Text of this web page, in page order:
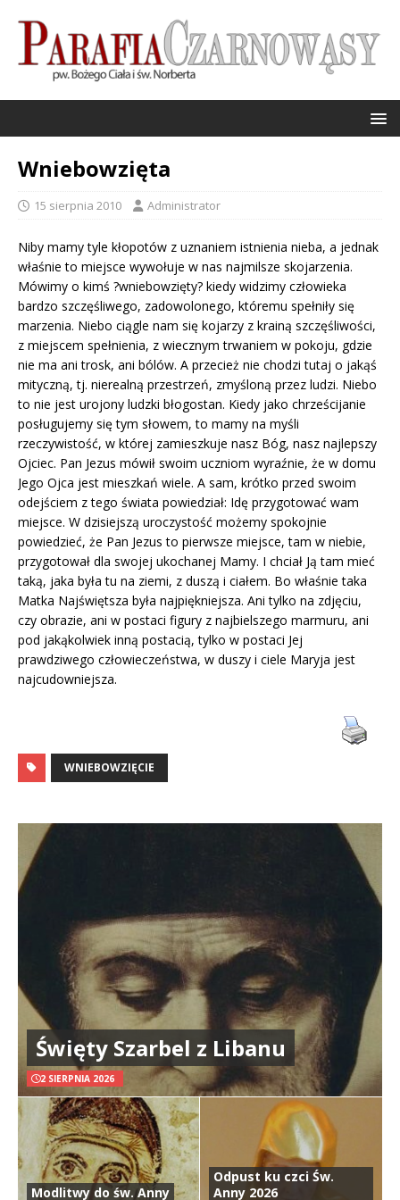
Wniebowzięta
15 sierpnia 2010 Administrator
Niby mamy tyle kłopotów z uznaniem istnienia nieba, a jednak
właśnie to miejsce wywołuje w nas najmilsze skojarzenia.
Mówimy o kimś ?wniebowzięty? kiedy widzimy człowieka
bardzo szczęśliwego, zadowolonego, któremu spełniły się
marzenia. Niebo ciągle nam się kojarzy z krainą szczęśliwości,
z miejscem spełnienia, z wiecznym trwaniem w pokoju, gdzie
nie ma ani trosk, ani bólów. A przecież nie chodzi tutaj o jakąś
mityczną, tj. nierealną przestrzeń, zmyśloną przez ludzi. Niebo
to nie jest urojony ludzki błogostan. Kiedy jako chrześcijanie
posługujemy się tym słowem, to mamy na myśli
rzeczywistość, w której zamieszkuje nasz Bóg, nasz najlepszy
Ojciec. Pan Jezus mówił swoim uczniom wyraźnie, że w domu
Jego Ojca jest mieszkań wiele. A sam, krótko przed swoim
odejściem z tego świata powiedział: Idę przygotować wam
miejsce. W dzisiejszą uroczystość możemy spokojnie
powiedzieć, że Pan Jezus to pierwsze miejsce, tam w niebie,
przygotował dla swojej ukochanej Mamy. I chciał Ją tam mieć
taką, jaka była tu na ziemi, z duszą i ciałem. Bo właśnie taka
Matka Najświętsza była najpiękniejsza. Ani tylko na zdjęciu,
czy obrazie, ani w postaci figury z najbielszego marmuru, ani
pod jakąkolwiek inną postacią, tylko w postaci Jej
prawdziwego człowieczeństwa, w duszy i ciele Maryja jest
najcudowniejsza.
WNIEBOWZIĘCIE
Święty Szarbel z Libanu
2 SIERPNIA 2026
Modlitwy do św. Anny
Odpust ku czci Św.
Anny 2026